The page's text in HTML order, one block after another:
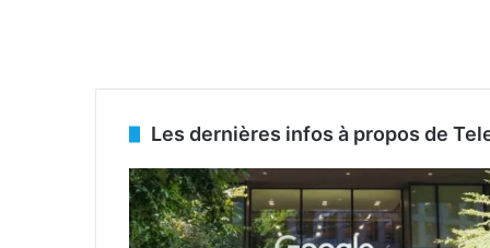
Les dernières infos à propos de